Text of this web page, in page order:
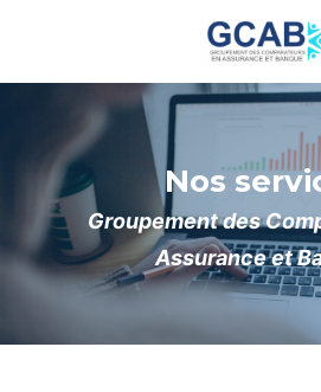
Nos
Groupement des
Assurance et